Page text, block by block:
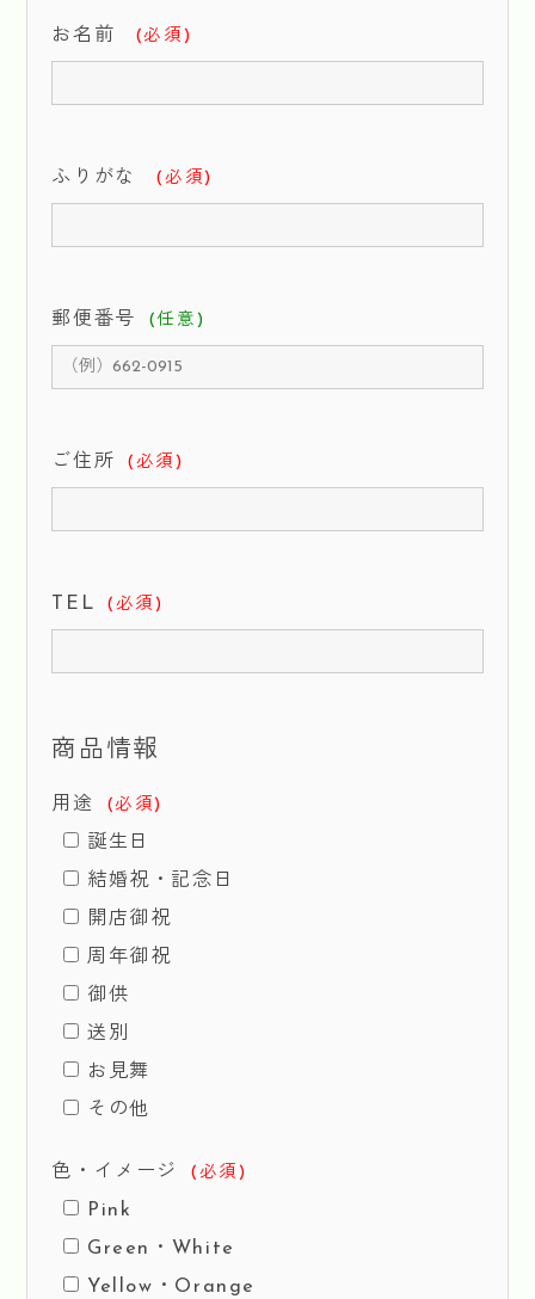
お名前 (必須)
ふりがな (必須)
郵便番号 (任意)
ご住所 (必須)
TEL (必須)
商品情報
用途 (必須)
誕生日
結婚祝・記念日
開店御祝
周年御祝
御供
送別
お見舞
その他
色・イメージ (必須)
Pink
Green・White
Yellow・Orange